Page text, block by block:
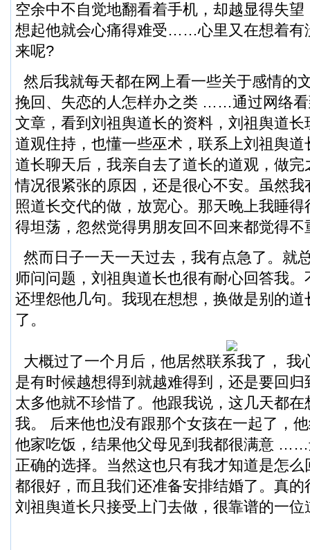
空余中不自觉地翻看着手机，却越显得失
想起他就会心痛得难受……心里又在想着有
来呢?
然后我就每天都在网上看一些关于感情的
挽回、失恋的人怎样办之类 ……通过网络
文章，看到刘祖舆道长的资料，刘祖舆道
道观住持，也懂一些巫术，联系上刘祖舆
道长聊天后，我亲自去了道长的道观，做
情况很紧张的原因，还是很心不安。虽然
照道长交代的做，放宽心。那天晚上我睡
得坦荡，忽然觉得男朋友回不回来都觉得不
然而日子一天一天过去，我有点急了。就
师问问题，刘祖舆道长也很有耐心回答我
还埋怨他几句。我现在想想，换做是别的
了。
大概过了一个月后，他居然联系我了， 我
是有时候越想得到就越难得到，还是要回
太多他就不珍惜了。他跟我说，这几天都
我。 后来他也没有跟那个女孩在一起了，
他家吃饭，结果他父母见到我都很满意
正确的选择。当然这也只有我才知道是怎
都很好，而且我们还准备安排结婚了。真
刘祖舆道长只接受上门去做，很靠谱的一位